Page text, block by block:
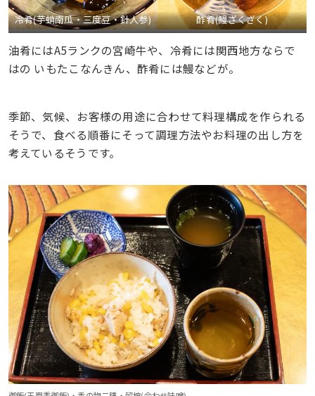
冷肴(芋蛸南瓜・三度豆・針人参) 酢肴(鰻ざくざく)
油肴にはA5ランクの宮崎牛や、冷肴には関西地方ならで
はの いもたこなんきん、酢肴には鰻などが。
季節、気候、お客様の用途に合わせて料理構成を作られる
そうで、食べる順番にそって調理方法やお料理の出し方を
考えているそうです。